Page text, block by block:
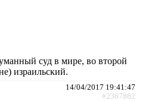
суд в мире, во второй
израильский.
14/04/2017 19:41:47
#2367862